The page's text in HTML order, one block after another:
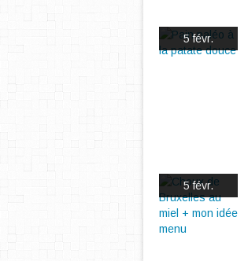
5 févr.
5 févr.